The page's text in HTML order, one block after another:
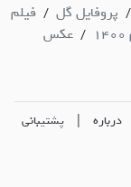
/ پروفایل گل / فیلم
/ عکس
درباره | پشتیبانی